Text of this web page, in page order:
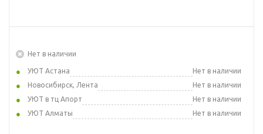
Нет в наличии
УЮТ Астана
Нет в наличии
Новосибирск, Лента
Нет в наличии
УЮТ в тц Апорт
Нет в наличии
УЮТ Алматы
Нет в наличии